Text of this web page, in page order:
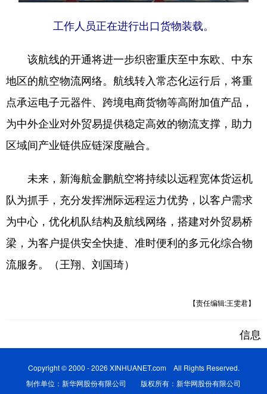
工作人员正在进行出口货物装载。
该航线的开通将进一步织密重庆至中东欧、中东
地区的航空物流网络。航线转入常态化运行后，将重
点承运电子元器件、跨境电商货物等高附加值产品，
为中外企业对外贸易提供稳定高效的物流支撑，助力
区域间产业链供应链深度融合。
未来，新海航金鹏航空将持续以远程宽体货运机
队为抓手，充分发挥洲际远程运力优势，以客户需求
为中心，优化机队结构及航线网络，搭建对外贸易桥
梁，为客户提供安全快捷、准时便利的多元化综合物
流服务。（王翔、刘国琦）
【责任编辑:王雯君】
信息
Copyright © 2000 - 2026 XINHUANET.com All Rights Reserved.
制作单位：新华网股份有限公司 版权所有：新华网股份有限公司